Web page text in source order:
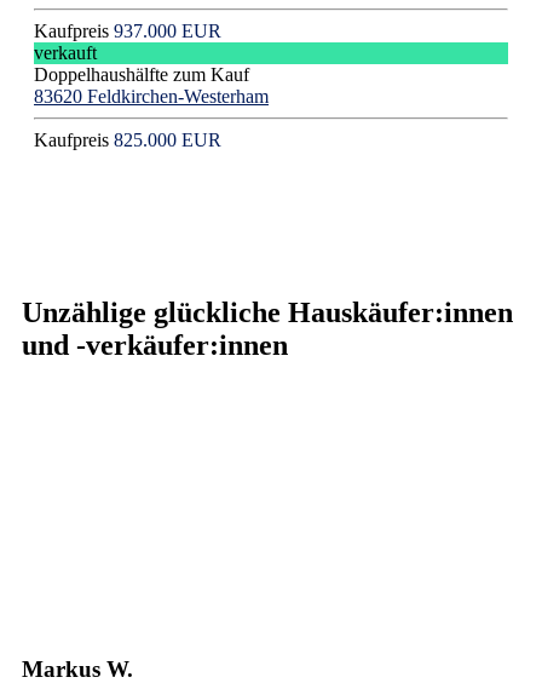
Kaufpreis 937.000 EUR
verkauft
Doppelhaushälfte zum Kauf
83620 Feldkirchen-Westerham
Kaufpreis 825.000 EUR
Unzählige glückliche Hauskäufer:innen
und -verkäufer:innen
Markus W.